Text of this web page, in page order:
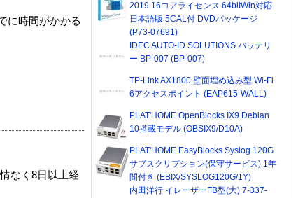
に時間がかかる
なく8日以上経
2019 16コアライセンス 64bitWin対応
日本語版 5CAL付 DVDパッケージ
(P73-07691)
IDEC AUTO-ID SOLUTIONS バッテリ
ー BP-007 (BP-007)
TP-Link AX1800 壁面埋め込み型 Wi-Fi
6アクセスポイント (EAP615-WALL)
PLAT'HOME OpenBlocks IX9 Debian
10搭載モデル (OBSIX9/D10A)
PLAT'HOME EasyBlocks Syslog 120G
サブスクリプション(保守サービス) 1年
間付き (EBIX/SYSLOG120G/1Y)
内田洋行 イレーザーFB型(大) 7-337-